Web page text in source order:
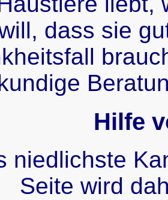
dass sie
Hilfe
niedlichste
Seite wird